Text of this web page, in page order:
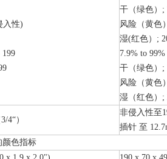
入性)
干（绿色）;
风险（黄色
湿(红色）;
7.9% to
干（绿色）;
风险（黄色
湿（红色）;
4“）
非侵入性至
插针 至
颜色指标